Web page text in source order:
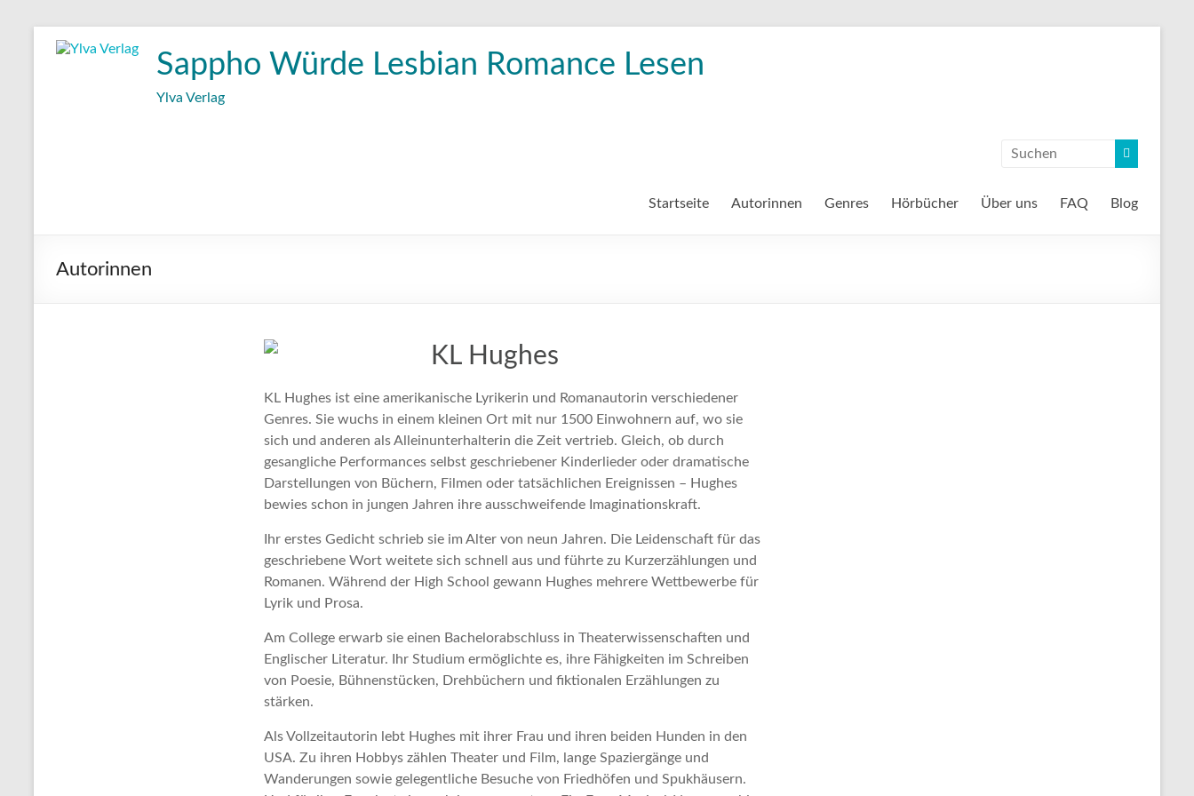
Inhalt
Sappho Würde Lesbian Romance Lesen
Ylva Verlag
Startseite Autorinnen Genres Hörbücher Über uns FAQ Blog
Autorinnen
KL Hughes
KL Hughes ist eine amerikanische Lyrikerin und Romanautorin verschiedener
Genres. Sie wuchs in einem kleinen Ort mit nur 1500 Einwohnern auf, wo sie
sich und anderen als Alleinunterhalterin die Zeit vertrieb. Gleich, ob durch
gesangliche Performances selbst geschriebener Kinderlieder oder dramatische
Darstellungen von Büchern, Filmen oder tatsächlichen Ereignissen – Hughes
bewies schon in jungen Jahren ihre ausschweifende Imaginationskraft.
Ihr erstes Gedicht schrieb sie im Alter von neun Jahren. Die Leidenschaft für das
geschriebene Wort weitete sich schnell aus und führte zu Kurzerzählungen und
Romanen. Während der High School gewann Hughes mehrere Wettbewerbe für
Lyrik und Prosa.
Am College erwarb sie einen Bachelorabschluss in Theaterwissenschaften und
Englischer Literatur. Ihr Studium ermöglichte es, ihre Fähigkeiten im Schreiben
von Poesie, Bühnenstücken, Drehbüchern und fiktionalen Erzählungen zu
stärken.
Als Vollzeitautorin lebt Hughes mit ihrer Frau und ihren beiden Hunden in den
USA. Zu ihren Hobbys zählen Theater und Film, lange Spaziergänge und
Wanderungen sowie gelegentliche Besuche von Friedhöfen und Spukhäusern.